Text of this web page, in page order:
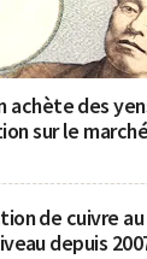
achète des
sur le
de cuivre
depuis